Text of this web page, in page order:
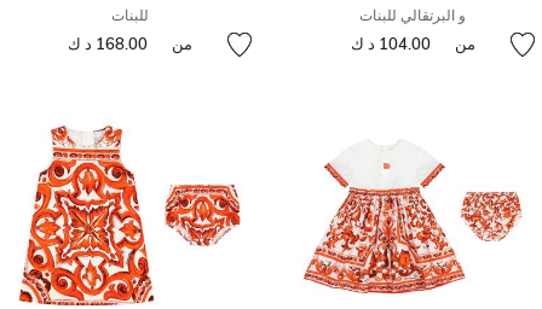
و البرتقالي للبنات
من 104.00 د ك
للبنات
من 168.00 د ك